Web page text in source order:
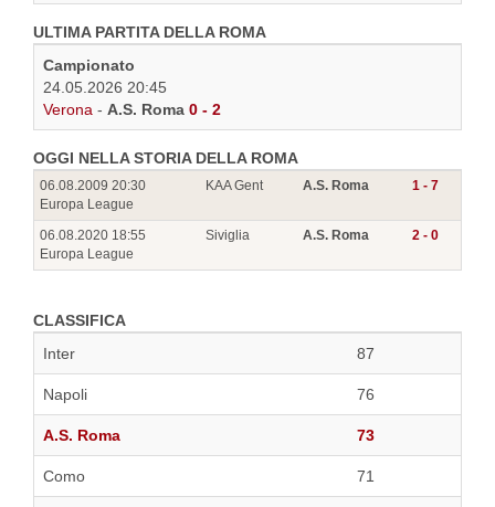
ULTIMA PARTITA DELLA ROMA
Campionato
24.05.2026 20:45
Verona - A.S. Roma 0 - 2
OGGI NELLA STORIA DELLA ROMA
06.08.2009 20:30
Europa League
KAA Gent A.S. Roma 1 - 7
06.08.2020 18:55
Europa League
Siviglia A.S. Roma 2 - 0
CLASSIFICA
Inter
87
Napoli 76
A.S. Roma 73
Como 71